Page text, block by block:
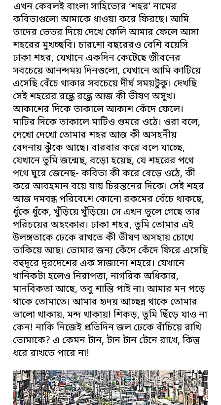
এখন কেবলই বাংলা সাহিত্যের ‘শহর’ নামের
কবিতাগুলো আমাকে ধাওয়া করে ফিরছে। আমি
তাদের ভেতর দিয়ে দেখে ফেলি আমার ফেলে আসা
শহরের মুখচ্ছবি। চারশো বছরেরও বেশি বয়েসি
ঢাকা শহর, যেখানে একদিন কেটেছে জীবনের
সবচেয়ে আনন্দময় দিনগুলো, যেখানে আমি কাটিয়ে
এসেছি বেঁচে থাকার সবচেয়ে দীর্ঘ সময়টুকু। দেখছি
সেই শহরের রন্ধ্রে রন্ধ্রে আজ কী ভীষণ অসুখ।
আকাশের দিকে তাকালে আকাশ কেঁদে ফেলে।
মাটির দিকে তাকালে মাটিও গুমরে ওঠে। ওরা বলে,
দেখো দেখো তোমার শহর আজ কী অসহনীয়
বেদনায় ঝুঁকে আছে। বারবার করে বলে যাচ্ছে,
যেখানে তুমি জন্মেছ, বড়ো হয়েছ, যে শহরের পথে
পথে ঘুরে জেনেছ- কবিতা কী করে বেড়ে ওঠে, কী
করে আবহমান বয়ে যায় চিরন্তনের দিকে। সেই শহর
আজ দমবন্ধ পরিবেশে কোনো রকমের বেঁচে থাকছে,
ধুঁকে ধুঁকে, খুঁড়িয়ে খুঁড়িয়ে। সে এখন ভুলে গেছে তার
পরিচয়ের অহংকার। ঢাকা শহর, তুমি তোমার এই
উলঙ্গতাকে ঢেকে রাখতে কী ভীষণ অসহায় চোখে
তাকিয়ে আছ। তোমার জন্য কেঁদে কেঁদে ফিরে এসেছি
বহুদূরে দূরদেশের এক সাজানো শহরে। যেখানে
খানিকটা হলেও নিরাপত্তা, নাগরিক অধিকার,
মানবিকতা আছে, তবু শান্তি পাই না। আমার মন পড়ে
থাকে তোমাতে। আমার হৃদয় আচ্ছন্ন থাকে তোমার
ভালো থাকায়, মন্দ থাকায়! শিকড়, তুমি ছিঁড়ে যাও না
কেন! নাকি নিজেই প্রতিদিন জল ঢেকে বাঁচিয়ে রাখি
তোমাকে? এ কেমন টান, টান টান টেনে রাখে, কিন্তু
ধরে রাখতে পারে না!